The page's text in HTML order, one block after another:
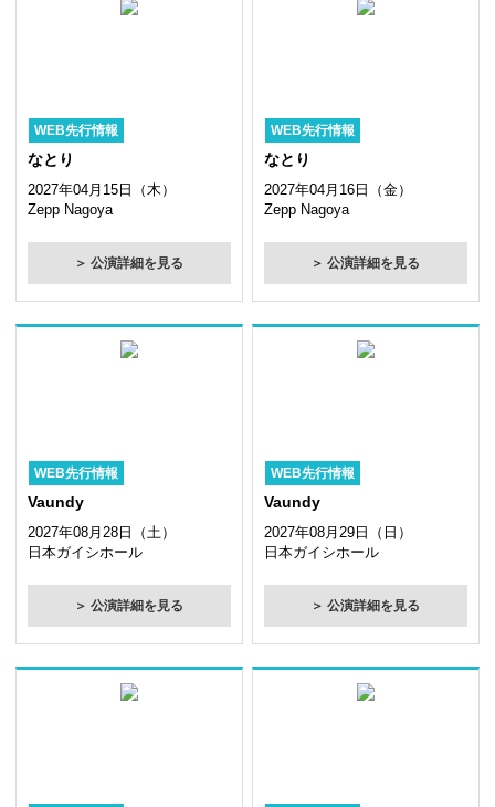
WEB先行情報
なとり
2027年04月15日（木）
Zepp Nagoya
＞ 公演詳細を見る
WEB先行情報
なとり
2027年04月16日（金）
Zepp Nagoya
＞ 公演詳細を見る
WEB先行情報
Vaundy
2027年08月28日（土）
日本ガイシホール
＞ 公演詳細を見る
WEB先行情報
Vaundy
2027年08月29日（日）
日本ガイシホール
＞ 公演詳細を見る